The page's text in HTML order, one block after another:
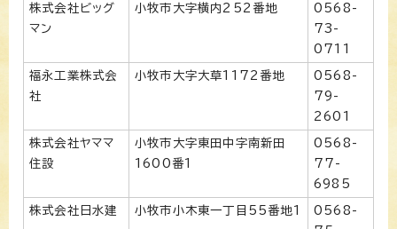
株式会社ビッグ
マン
小牧市大字横内252番地
0568-
73-
0711
福永工業株式会
社
小牧市大字大草1172番地
0568-
79-
2601
株式会社ヤママ
住設
小牧市大字東田中字南新田
1600番1
0568-
77-
6985
株式会社日水建 小牧市小木東一丁目55番地1
0568-